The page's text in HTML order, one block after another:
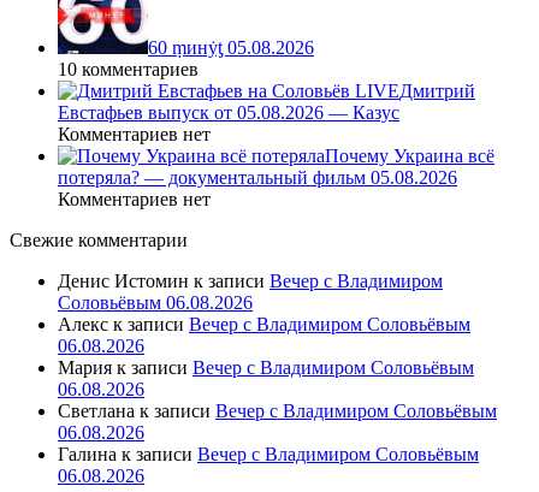
60 ṃинẏƫ 05.08.2026
10 комментариев
Дмитрий
Евстафьев выпуск от 05.08.2026 — Казус
Комментариев нет
Почему Украина всё
потеряла? — документальный фильм 05.08.2026
Комментариев нет
Свежие комментарии
Денис Истомин к записи Вечер с Владимиром
Соловьёвым 06.08.2026
Алекс к записи Вечер с Владимиром Соловьёвым
06.08.2026
Мария к записи Вечер с Владимиром Соловьёвым
06.08.2026
Светлана к записи Вечер с Владимиром Соловьёвым
06.08.2026
Галина к записи Вечер с Владимиром Соловьёвым
06.08.2026